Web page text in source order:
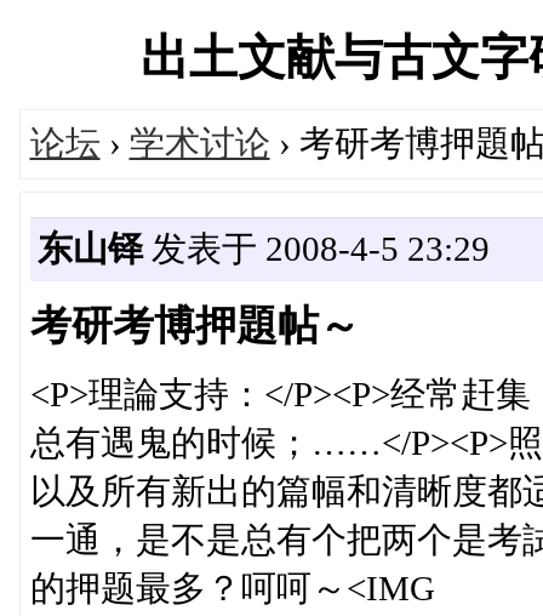
出土文献与古文
论坛 › 学术讨论 › 考研考博押題
东山铎发表于 2008-4-5 23:29
考研考博押題帖～
<P>理論支持：</P><P>经常赶
总有遇鬼的时候；……</P><P>
以及所有新出的篇幅和清晰度
一通，是不是总有个把两个是考
的押题最多？呵呵～<IMG